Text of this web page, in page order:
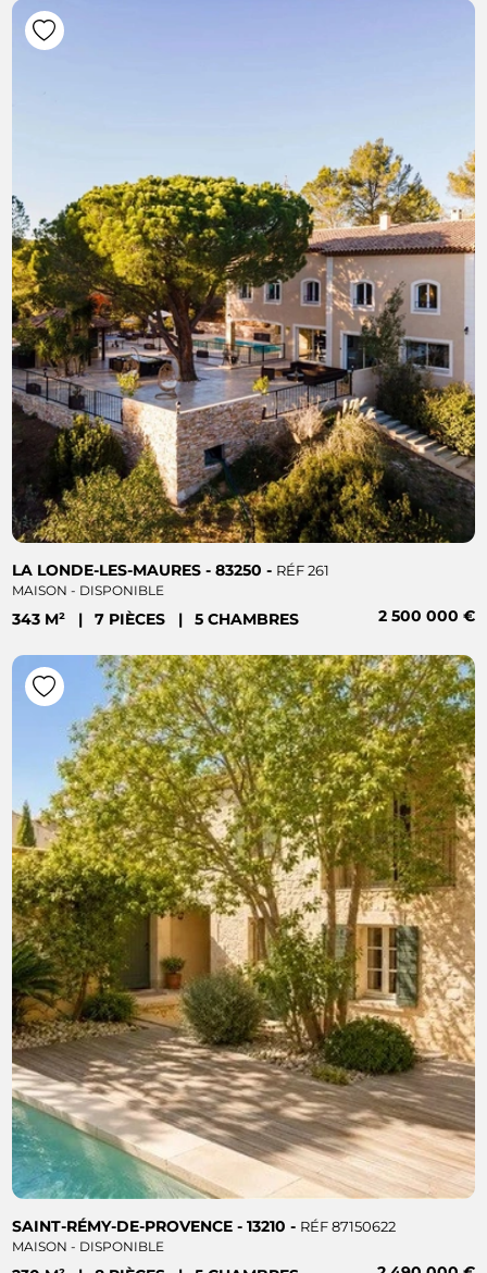
LA LONDE-LES-MAURES - 83250 - RÉF 261
MAISON - DISPONIBLE
343 M² | 7 PIÈCES | 5 CHAMBRES 2 500 000 €
SAINT-RÉMY-DE-PROVENCE - 13210 - RÉF 87150622
MAISON - DISPONIBLE